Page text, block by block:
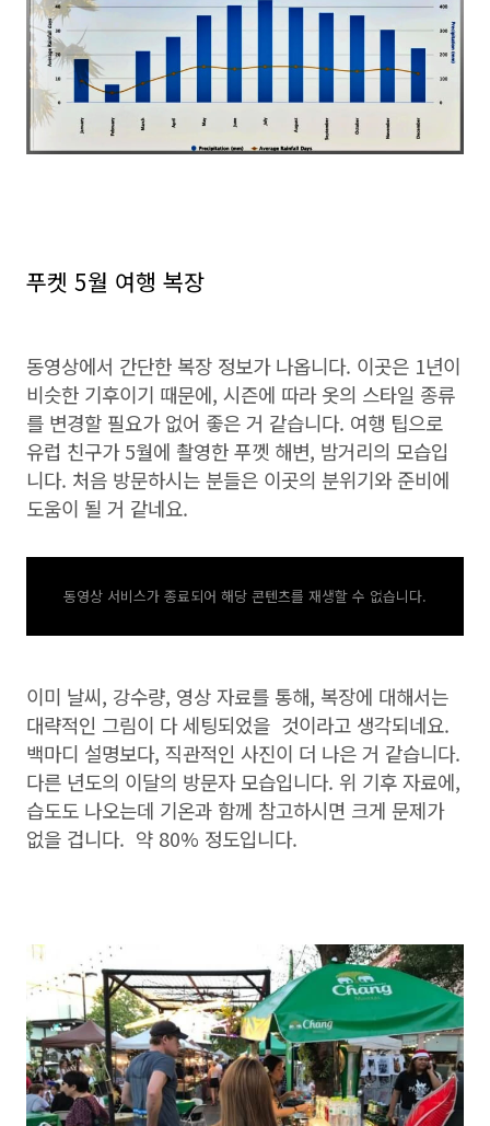
푸켓 5월 여행 복장
동영상에서 간단한 복장 정보가 나옵니다. 이곳은 1년이
비슷한 기후이기 때문에, 시즌에 따라 옷의 스타일 종류
를 변경할 필요가 없어 좋은 거 같습니다. 여행 팁으로
유럽 친구가 5월에 촬영한 푸껫 해변, 밤거리의 모습입
니다. 처음 방문하시는 분들은 이곳의 분위기와 준비에
도움이 될 거 같네요.
동영상 서비스가 종료되어 해당 콘텐츠를 재생할 수 없습니다.
이미 날씨, 강수량, 영상 자료를 통해, 복장에 대해서는
대략적인 그림이 다 세팅되었을 것이라고 생각되네요.
백마디 설명보다, 직관적인 사진이 더 나은 거 같습니다.
다른 년도의 이달의 방문자 모습입니다. 위 기후 자료에,
습도도 나오는데 기온과 함께 참고하시면 크게 문제가
없을 겁니다. 약 80% 정도입니다.